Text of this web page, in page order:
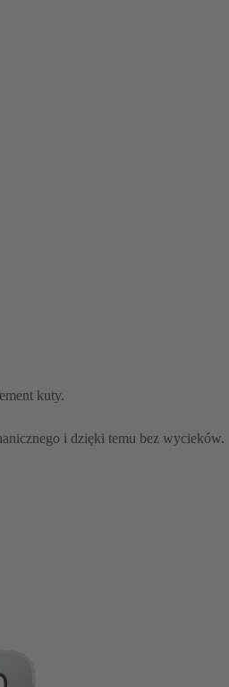
kuty.
i dzięki temu bez wycieków.